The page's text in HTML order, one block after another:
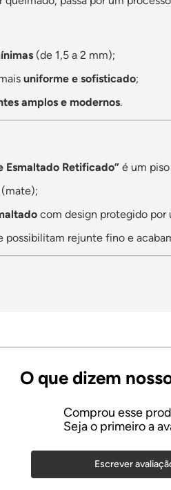
(de 1,5 a 2 mm);
uniforme e sofisticado;
amplos e modernos.
Esmaltado Retificado” é um
(mate);
com design protegido por
possibilitam rejunte fino e
Escrever